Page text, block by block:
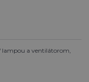
lampou a ventilátorom,